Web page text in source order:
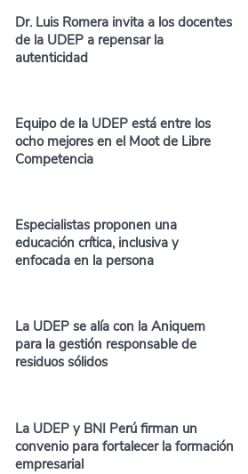
Dr. Luis Romera invita a los docentes
de la UDEP a repensar la
autenticidad
Equipo de la UDEP está entre los
ocho mejores en el Moot de Libre
Competencia
Especialistas proponen una
educación crítica, inclusiva y
enfocada en la persona
La UDEP se alía con la Aniquem
para la gestión responsable de
residuos sólidos
La UDEP y BNI Perú firman un
convenio para fortalecer la formación
empresarial